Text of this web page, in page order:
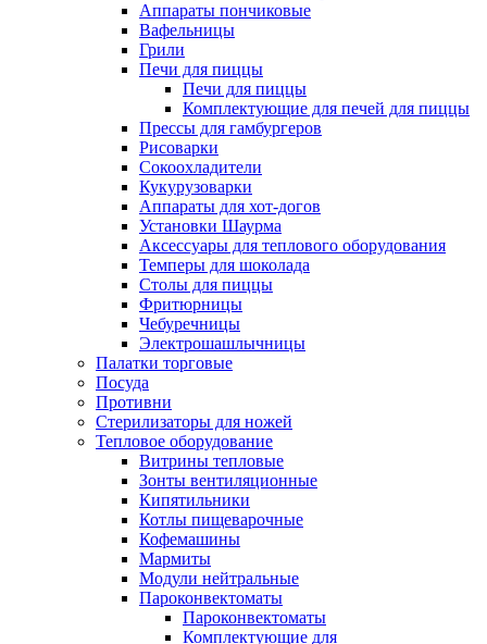
Аппараты пончиковые
Вафельницы
Грили
Печи для пиццы
Печи для пиццы
Комплектующие для печей для пиццы
Прессы для гамбургеров
Рисоварки
Сокоохладители
Кукурузоварки
Аппараты для хот-догов
Установки Шаурма
Аксессуары для теплового оборудования
Темперы для шоколада
Столы для пиццы
Фритюрницы
Чебуречницы
Электрошашлычницы
Палатки торговые
Посуда
Противни
Стерилизаторы для ножей
Тепловое оборудование
Витрины тепловые
Зонты вентиляционные
Кипятильники
Котлы пищеварочные
Кофемашины
Мармиты
Модули нейтральные
Пароконвектоматы
Пароконвектоматы
Комплектующие для